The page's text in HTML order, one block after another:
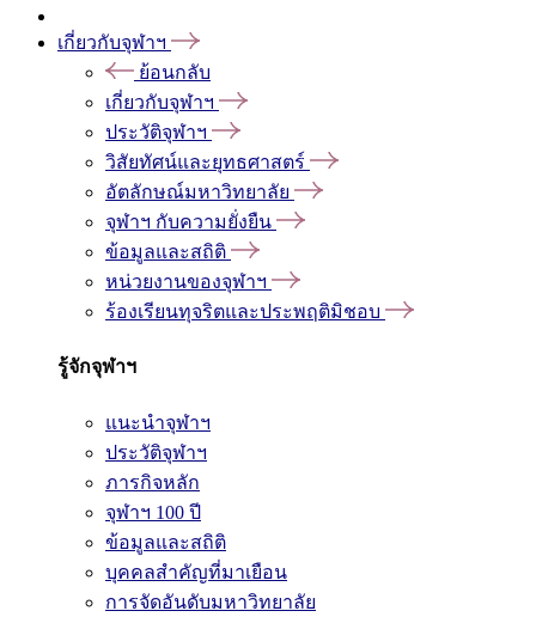
เกี่ยวกับจุฬาฯ
ย้อนกลับ
เกี่ยวกับจุฬาฯ
ประวัติจุฬาฯ
วิสัยทัศน์และยุทธศาสตร์
อัตลักษณ์มหาวิทยาลัย
จุฬาฯ กับความยั่งยืน
ข้อมูลและสถิติ
หน่วยงานของจุฬาฯ
ร้องเรียนทุจริตและประพฤติมิชอบ
รู้จักจุฬาฯ
แนะนำจุฬาฯ
ประวัติจุฬาฯ
ภารกิจหลัก
จุฬาฯ 100 ปี
ข้อมูลและสถิติ
บุคคลสำคัญที่มาเยือน
การจัดอันดับมหาวิทยาลัย